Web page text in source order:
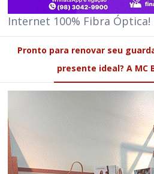
Internet 100% Fibra Óptica!
Pronto para renovar seu
presente ideal? A MC